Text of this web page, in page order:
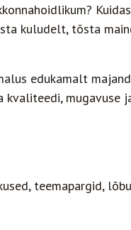
Kuidas
kuludelt, tõsta
edukamalt
kvaliteedi, mugavuse
teemapargid,